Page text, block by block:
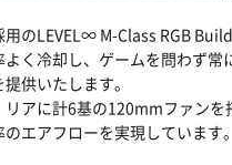
用のLEVEL∞ M-Class RGB
よく冷却し、ゲームを問わず常
供いたします。
リアに計6基の120mmファンを
エアフローを実現しています。